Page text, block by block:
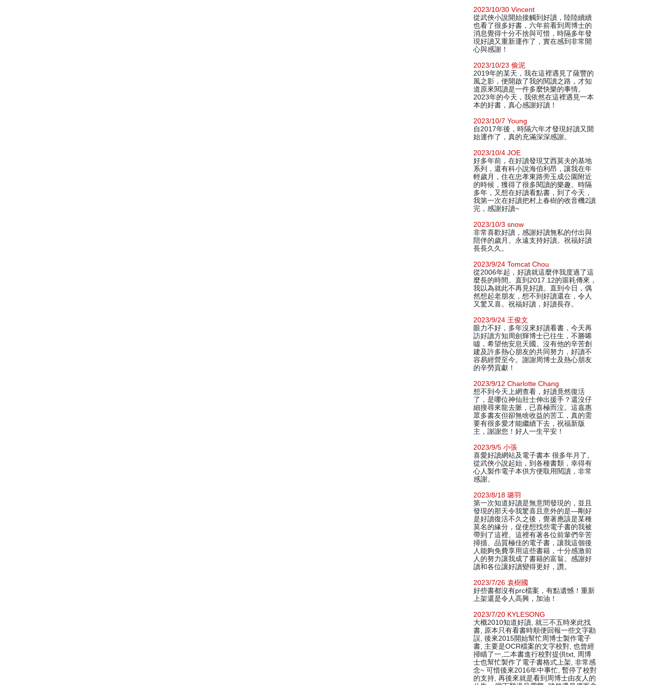
2023/10/30 Vincent
從武俠小說開始接觸到好讀，陸陸續續
也看了很多好書，六年前看到周博士的
消息覺得十分不捨與可惜，時隔多年發
現好讀又重新運作了，實在感到非常開
心與感謝！
2023/10/23 偷泥
2019年的某天，我在這裡遇見了薩豐的
風之影，便開啟了我的閱讀之路，才知
道原來閱讀是一件多麼快樂的事情。
2023年的今天，我依然在這裡遇見一本
本的好書，真心感謝好讀！
2023/10/7 Young
自2017年後，時隔六年才發現好讀又開
始運作了，真的充滿深深感謝。
2023/10/4 JOE
好多年前，在好讀發現艾西莫夫的基地
系列，還有科小說海伯利昂，讓我在年
輕歲月，住在忠孝東路旁玉成公園附近
的時候，獲得了很多閱讀的樂趣。時隔
多年，又想在好讀看點書，到了今天，
我第一次在好讀把村上春樹的收音機2讀
完，感謝好讀~
2023/10/3 snow
非常喜歡好讀，感謝好讀無私的付出與
陪伴的歲月。永遠支持好讀。祝福好讀
長長久久。
2023/9/24 Tomcat Chou
從2006年起，好讀就這麼伴我度過了這
麼長的時間。直到2017.12的噩耗傳來，
我以為就此不再見好讀。直到今日，偶
然想起老朋友，想不到好讀還在，令人
又驚又喜。祝福好讀，好讀長存。
2023/9/24 王俊文
眼力不好，多年沒來好讀看書，今天再
訪好讀方知周劍輝博士已往生，不勝唏
噓，希望他安息天國。沒有他的辛苦創
建及許多熱心朋友的共同努力，好讀不
容易經營至今。謝謝周博士及熱心朋友
的辛勞貢獻！
2023/9/12 Charlotte Chang
想不到今天上網查看，好讀竟然復活
了，是哪位神仙壯士伸出援手？還沒仔
細搜尋來龍去脈，已喜極而泣。這嘉惠
眾多書友但卻無啥收益的苦工，真的需
要有很多愛才能繼續下去，祝福新版
主，謝謝您！好人一生平安！
2023/9/5 小張
喜愛好讀網站及電子書本 很多年月了。
從武俠小說起始，到各種書類，幸得有
心人製作電子本供方便取用閱讀，非常
感謝。
2023/8/18 璐羽
第一次知道好讀是無意間發現的，並且
發現的那天令我驚喜且意外的是—剛好
是好讀復活不久之後，覺著應該是某種
莫名的緣分，促使想找些電子書的我被
帶到了這裡。這裡有著各位前輩們辛苦
掃描、品質極佳的電子書，讓我這個後
人能夠免費享用這些書籍，十分感激前
人的努力讓我成了書籍的富翁。感謝好
讀和各位讓好讀變得更好，讚。
2023/7/26 袁樹國
好些書都沒有prc檔案，有點遺憾！重新
上架還是令人高興，加油！
2023/7/20 KYLESONG
大概2010知道好讀, 就三不五時來此找
書, 原本只有看書時順便回報一些文字勘
誤, 後來2015開始幫忙周博士製作電子
書, 主要是OCR檔案的文字校對, 也曾經
掃瞄了一,二本書進行校對提供txt, 周博
士也幫忙製作了電子書格式上架, 非常感
念~ 可惜後來2016年中事忙, 暫停了校對
的支持, 再後來就是看到周博士由友人的